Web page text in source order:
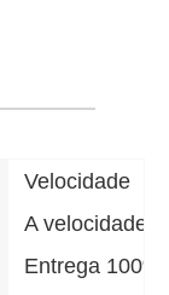
Velocidade
A velocidade
Entrega